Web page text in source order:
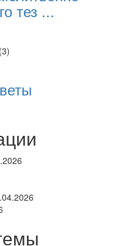
тез ...